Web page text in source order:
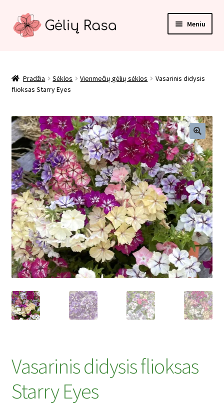
Pereiti
prie
Pereiti
prie
Meniu
Apmokėjimas
Kontaktai
Krepšelis
Paskyra
Pirkimo taisyklės
Privatumo politika
Tinklaraštis
Pradžia Sėklos Vienmečių gėlių sėklos
Vasarinis didysis
flioksas Starry Eyes
Vasarinis didysis flioksas
Starry Eyes